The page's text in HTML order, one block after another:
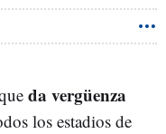
da vergüenza
los estadios de